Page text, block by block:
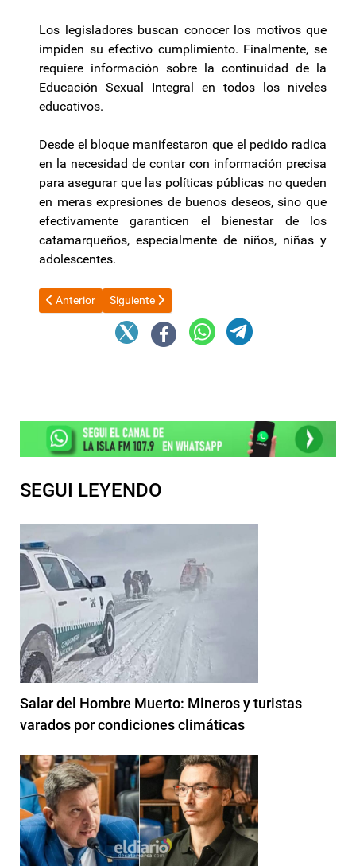
Los legisladores buscan conocer los motivos que
impiden su efectivo cumplimiento. Finalmente, se
requiere información sobre la continuidad de la
Educación Sexual Integral en todos los niveles
educativos.
Desde el bloque manifestaron que el pedido radica
en la necesidad de contar con información precisa
para asegurar que las políticas públicas no queden
en meras expresiones de buenos deseos, sino que
efectivamente garanticen el bienestar de los
catamarqueños, especialmente de niños, niñas y
adolescentes.
Artículo anterior: Axel Kicillof sobre Bahía Blanca: “Nación
Anterior Artículo siguiente: Javier Milei en Bahía Blanca:
Siguiente
SEGUI LEYENDO
Salar del Hombre Muerto: Mineros y turistas
varados por condiciones climáticas